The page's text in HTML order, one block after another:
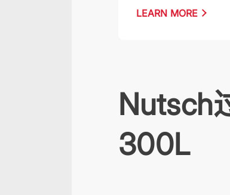
LEARN MORE
Nutsch
300L